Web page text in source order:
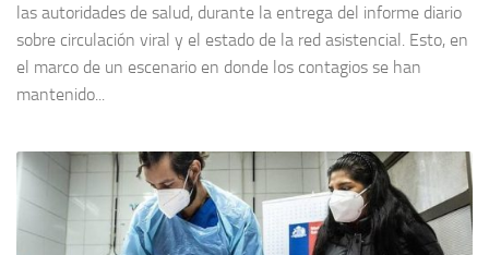
las autoridades de salud, durante la entrega del informe diario
sobre circulación viral y el estado de la red asistencial. Esto, en
el marco de un escenario en donde los contagios se han
mantenido...